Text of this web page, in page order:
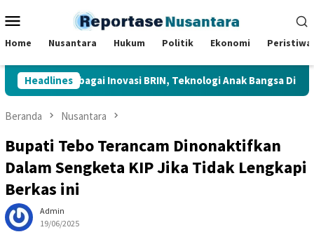
ke
Mobile
Home Nusantara Hukum Politik Ekonomi Peristiwa
Headlines
Berbagai Inovasi BRIN, Teknologi Anak Bangsa Dipamerkan
Beranda Nusantara
Bupati Tebo Terancam Dinonaktifkan
Dalam Sengketa KIP Jika Tidak Lengkapi
Berkas ini
Admin
19/06/2025